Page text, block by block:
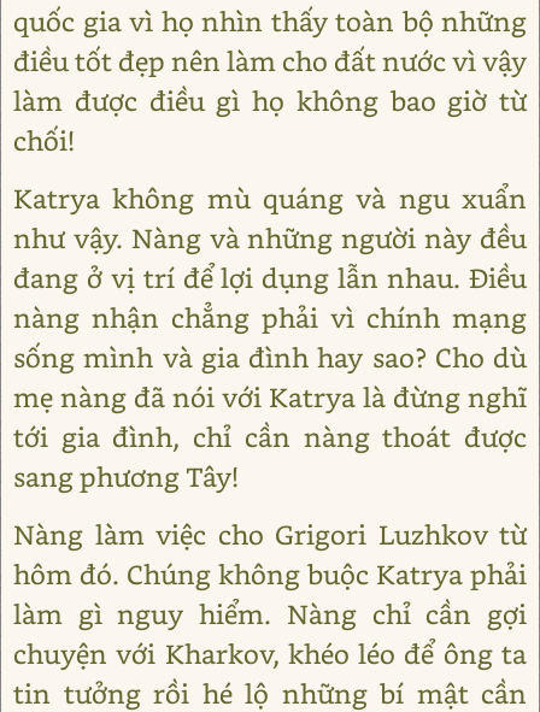
quốc gia vì họ nhìn thấy toàn bộ những
điều tốt đẹp nên làm cho đất nước vì vậy
làm được điều gì họ không bao giờ từ
chối!
Katrya không mù quáng và ngu xuẩn
như vậy. Nàng và những người này đều
đang ở vị trí để lợi dụng lẫn nhau. Điều
nàng nhận chẳng phải vì chính mạng
sống mình và gia đình hay sao? Cho dù
mẹ nàng đã nói với Katrya là đừng nghĩ
tới gia đình, chỉ cần nàng thoát được
sang phương Tây!
Nàng làm việc cho Grigori Luzhkov từ
hôm đó. Chúng không buộc Katrya phải
làm gì nguy hiểm. Nàng chỉ cần gợi
chuyện với Kharkov, khéo léo để ông ta
tin tưởng rồi hé lộ những bí mật cần